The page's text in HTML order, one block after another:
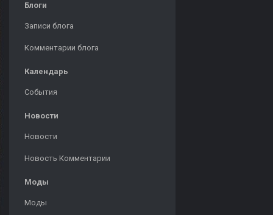
Блоги
Записи блога
Комментарии блога
Календарь
События
Новости
Новости
Новость Комментарии
Моды
Моды